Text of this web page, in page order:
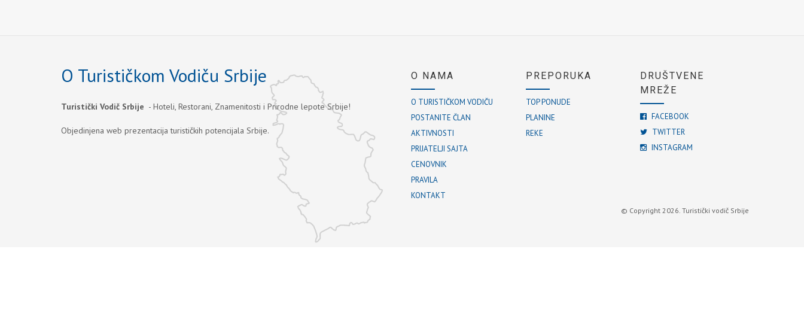
O Turističkom Vodiču Srbije
Turistički Vodič Srbije - Hoteli, Restorani, Znamenitosti i Prirodne lepote Srbije!
Objedinjena web prezentacija turističkih potencijala Srbije.
O NAMA
O TURISTIČKOM VODIČU
POSTANITE ČLAN
AKTIVNOSTI
PRIJATELJI SAJTA
CENOVNIK
PRAVILA
KONTAKT
PREPORUKA
TOP PONUDE
PLANINE
REKE
DRUŠTVENE
MREŽE
FACEBOOK
TWITTER
INSTAGRAM
© Copyright 2026. Turistički vodič Srbije